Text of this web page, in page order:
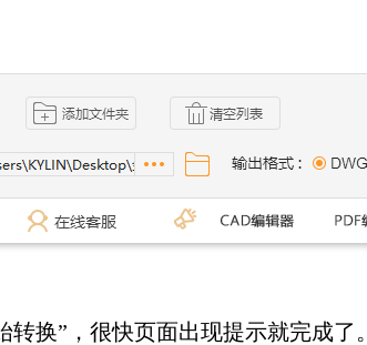
转换”，很快页面出现提示就完成了。